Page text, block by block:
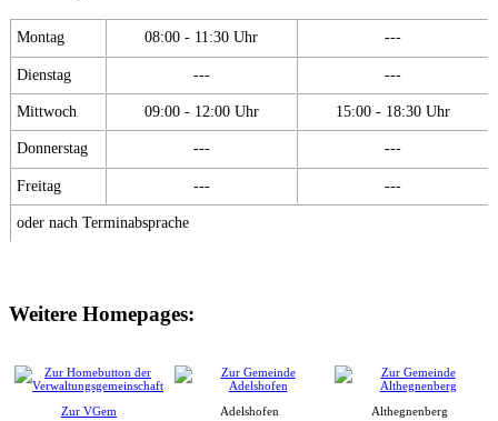
Montag 08:00 - 11:30 Uhr ---
Dienstag --- ---
Mittwoch 09:00 - 12:00 Uhr 15:00 - 18:30 Uhr
Donnerstag --- ---
Freitag --- ---
oder nach Terminabsprache
Weitere Homepages:
Zur VGem Adelshofen Althegnenberg